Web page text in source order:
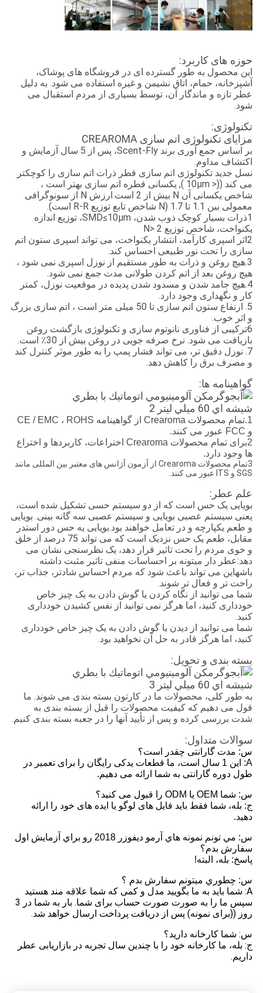
حوزه های کاربرد:
این محصول به طور گسترده ای در فروشگاه های پوشاک،
آشپزخانه، حمام، اتاق نشیمن و غیره استفاده می شود. به دلیل
عطر تازه و ماندگار آن، توسط بسیاری از مردم استقبال می
شود.
تکنولوژی:
مزایای تکنولوژی اتم سازی CREAROMA
بر اساس جمع آوری برند Scent-Fly، پس از 5 سال آزمایش و
اکتشاف مداوم.
نسل جدید تکنولوژی اتم سازی قطر ذرات اتم سازی را کوچکتر
می کند ((< 10μm ), یکسانی قطره اتم سازی بهتر است ،
شاخص یکسانی آن N بیش از 2 است.ارزش N از سونوگرافی
معمولی بین 1.1 تا 1.7 (N شاخص تابع توزیع R-R است).
1ذرات بسیار کوچک ذوب شدن، SMD≤10μm، توزیع اندازه
یکنواخت، شاخص توزیع N> 2
2اثر اسپری کارآمد، انتشار یکنواخت، می تواند اسپری ستون اتم
سازی را تحت نور طبیعی احساس کند.
3.هیچ روغن و ذرات به طور مستقیم از نوزل اسپری نمی شود ،
هیچ روغن بعد از اتم کردن طولانی مدت جمع نمی شود.
4.هیچ جامد شدن و مسدود شدن پدیده در موقعیت نوزل، کمتر
کار و نگهداری وجود دارد.
5. ارتفاع ستون اتم سازی تا 50 میلی متر است ، اتم سازی بزرگ
و اثر خوب.
6ترکیبی از فناوری نانوتوم سازی و تکنولوژی بازگشت روغن
بازیافت می شود. نرخ صرفه جویی در روغن بیش از 30٪ است.
7. نوزل دقیق تر، می تواند فشار پمپ را به طور موثر کنترل کند
و مصرف برق را کاهش دهد.
گواهینامه ها:
1.تمام محصولات Crearoma از گواهینامه CE / EMC ، ROHS
و FCC عبور می کنند.
2برای تمام محصولات Crearoma اختراعات، کاربردها و اختراع
ها وجود دارد.
3تمام محصولات Crearoma از آزمون آژانس های معتبر بین المللی مانند
SGS و ITS عبور می کنند.
علم عطر:
بویایی یک حس است که از دو سیستم حسی تشکیل شده است،
یعنی سیستم عصبی بویایی و سیستم عصبی سه گانه بینی. بویایی
و طعم یکپارچه و در تعامل خواهند بود.بویایی یه حس دور استدر
مقابل، طعم یک حس نزدیک است که می تواند 75 درصد از خلق
و خوی مردم را تحت تاثیر قرار دهد، یک نظرسنجی نشان می
دهد:عطر دار ميتونه بر احساسات منفی تاثیر مثبت داشته
باشهاین می تواند باعث شود که مردم احساس شادتر، جذاب تر،
راحت تر و فعال تر شوند.
شما می توانید از نگاه کردن یا گوش دادن به یک چیز خاص
خودداری کنید، اما هرگز نمی توانید از نفس کشیدن خودداری
کنید.
شما می توانید از دیدن یا گوش دادن به یک چیز خاص خودداری
کنید، اما هرگز قادر به حل آن نخواهید بود.
بسته بندی و تحویل:
به طور کلی، محصولات ما در کارتون بسته بندی می شوند. ما
قول می دهیم که کیفیت محصولات را قبل از بسته بندی به
شدت بررسی کرده و پس از تأیید آنها را در جعبه بسته بندی کنیم.
سوالات متداول:
س: مدت گارانتی چقدر است؟
A: این 1 سال است، ما قطعات یدکی رایگان را برای تعمیر در
طول دوره گارانتی به شما ارائه می دهیم.
س: شما OEM یا ODM را قبول می کنید؟
ج: بله، شما فقط باید فایل های لوگو یا ایده های خود را ارائه
دهید.
س: مي تونم نمونه هاي آرمو ديفوزر 2018 رو براي آزمايش اول
سفارش بدم؟
پاسخ: بله، البته!
س: چطوري ميتونم سفارش بدم ؟
A: شما باید به ما بگویید مدل و کمی که شما علاقه مند هستید
سپس ما را به صورت صورت حساب برای شما. بار به شما در 3
روز ((برای نمونه) پس از دریافت پرداخت ارسال خواهد شد.
س: شما کارخانه داريد؟
ج: بله، ما کارخانه خود را با چندین سال تجربه در بازاریابی عطر
داریم.